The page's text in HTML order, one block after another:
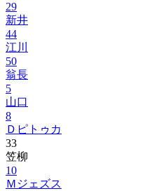
29
新井
44
江川
50
翁長
5
山口
8
Ｄピトゥカ
33
笠柳
10
Ｍジェズス